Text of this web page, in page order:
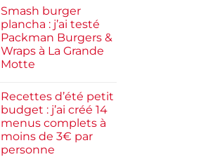
et
rapide
sur
Pancakes
à
la
farine
complète,
moelleux
bas
Smash burger
plancha : j’ai testé
Packman Burgers &
Wraps à La Grande
Motte
sur
Smash
burger
plancha :
j’ai
testé
Packman
Recettes d’été petit
budget : j’ai créé 14
menus complets à
moins de 3€ par
personne